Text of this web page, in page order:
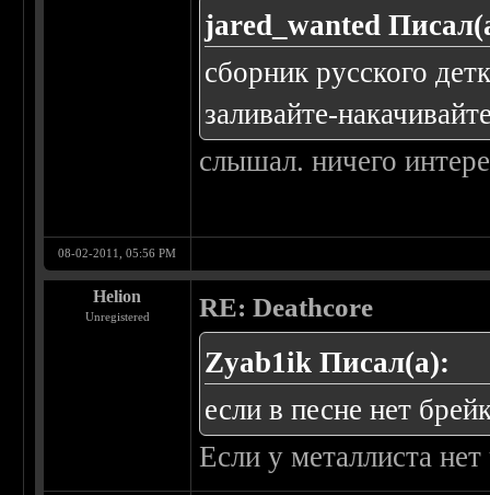
jared_wanted
сборник русского
заливайте-
слышал. ничего
08-02-2011, 05:56 PM
Helion
Unregistered RE: Deathcore
Zyab1ik Писал(а):
если в песне нет
Если у металлиста